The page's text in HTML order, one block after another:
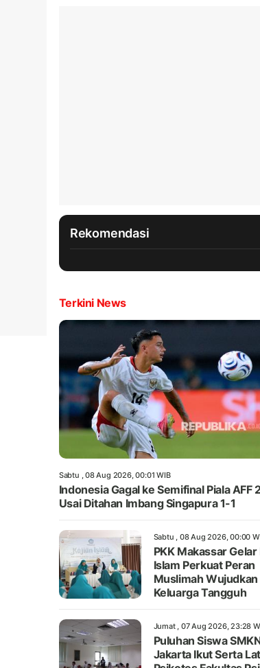
Rekomendasi
Terkini News
Sabtu , 08 Aug 2026, 00:01 WIB
Indonesia Gagal ke Semifinal Piala AFF
Usai Ditahan Imbang Singapura 1-1
Sabtu , 08 Aug 2026, 00:00
PKK Makassar Gelar
Islam Perkuat Peran
Muslimah Wujudkan
Keluarga Tangguh
Jumat , 07 Aug 2026, 23:28
Puluhan Siswa
Jakarta Ikut Serta